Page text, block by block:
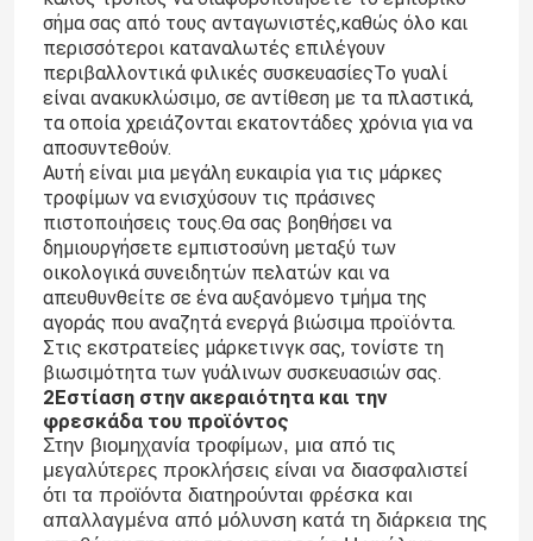
σήμα σας από τους ανταγωνιστές,καθώς όλο και
περισσότεροι καταναλωτές επιλέγουν
περιβαλλοντικά φιλικές συσκευασίεςΤο γυαλί
είναι ανακυκλώσιμο, σε αντίθεση με τα πλαστικά,
τα οποία χρειάζονται εκατοντάδες χρόνια για να
αποσυντεθούν.
Αυτή είναι μια μεγάλη ευκαιρία για τις μάρκες
τροφίμων να ενισχύσουν τις πράσινες
πιστοποιήσεις τους.Θα σας βοηθήσει να
δημιουργήσετε εμπιστοσύνη μεταξύ των
οικολογικά συνειδητών πελατών και να
απευθυνθείτε σε ένα αυξανόμενο τμήμα της
αγοράς που αναζητά ενεργά βιώσιμα προϊόντα.
Στις εκστρατείες μάρκετινγκ σας, τονίστε τη
βιωσιμότητα των γυάλινων συσκευασιών σας.
2Εστίαση στην ακεραιότητα και την
φρεσκάδα του προϊόντος
Στην βιομηχανία τροφίμων, μια από τις
μεγαλύτερες προκλήσεις είναι να διασφαλιστεί
ότι τα προϊόντα διατηρούνται φρέσκα και
απαλλαγμένα από μόλυνση κατά τη διάρκεια της